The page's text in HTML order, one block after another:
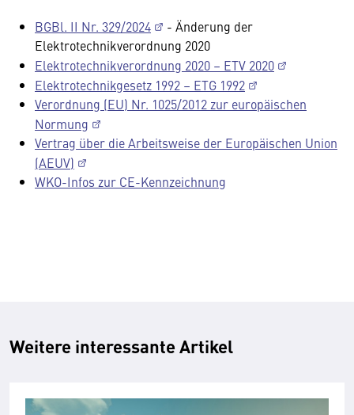
BGBl. II Nr. 329/2024
- Änderung der
Elektrotechnikverordnung 2020
Elektrotechnikverordnung 2020 – ETV 2020
Elektrotechnikgesetz 1992 – ETG 1992
Verordnung (EU) Nr. 1025/2012 zur europäischen
Normung
Vertrag über die Arbeitsweise der Europäischen Union
(AEUV)
WKO-Infos zur CE-Kennzeichnung
Weitere interessante Artikel